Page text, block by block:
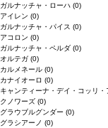
ガルナッチャ・ローハ (0)
アイレン (0)
ガルナッチャ・パイス (0)
アコロン (0)
ガルナッチャ・ペルダ (0)
オルテガ (0)
カルメネール (0)
カナイオーロ (0)
キャンティーナ・デイ・コッリ・
クノワーズ (0)
グラウブルグンダー (0)
グラシアーノ (0)